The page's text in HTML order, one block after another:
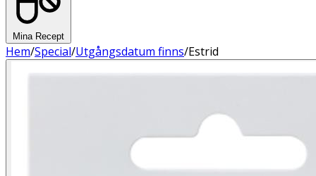
Mina Recept
Hem/Special/Utgångsdatum finns/Estrid